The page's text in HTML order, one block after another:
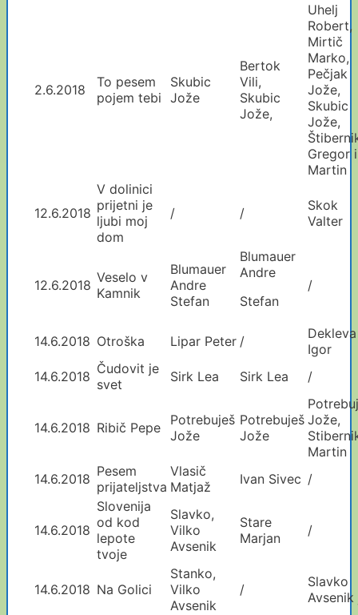
2.6.2018
To pesem
pojem tebi
Skubic
Jože
Bertok
Vili,
Skubic
Jože,
Uhelj
Robert,
Mirtič
Marko,
Pečjak
Jože,
Skubic
Jože,
Gregor
Martin
12.6.2018
V dolinici
prijetni je
ljubi moj
dom
/ /
Skok
Valter
12.6.2018 Veselo v
Kamnik
Blumauer
Andre
Stefan
Blumauer
Andre
Stefan
/
14.6.2018 Otroška Lipar Peter /
Dekleva
Igor
14.6.2018 Čudovit je
svet
Sirk Lea Sirk Lea /
14.6.2018 Ribič Pepe
Potrebuješ
Jože
Potrebuješ
Jože
Jože,
Martin
14.6.2018 Pesem
prijateljstva
Vlasič
Matjaž
Ivan Sivec /
14.6.2018
Slovenija
od kod
lepote
tvoje
Slavko,
Vilko
Avsenik
Stare
Marjan
/
14.6.2018 Na Golici
Stanko,
Vilko
Avsenik
/
Slavko
Avsenik